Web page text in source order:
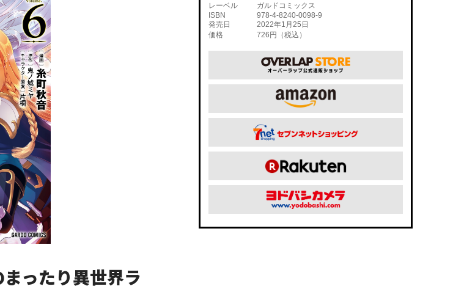
ーレ コミックエッセイ
閉じる
ったり異世界ラ
レーベル
ガルドコミックス
ISBN
978-4-8240-0098-9
発売日
2022年1月25日
価格
726円（税込）